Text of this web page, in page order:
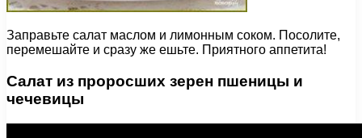
Заправьте салат маслом и лимонным соком. Посолите,
перемешайте и сразу же ешьте. Приятного аппетита!
Салат из проросших зерен пшеницы и
чечевицы